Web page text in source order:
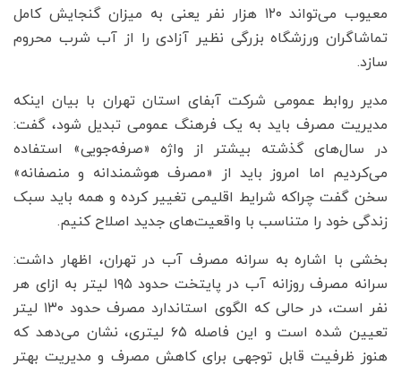
معیوب می‌تواند ۱۲۰ هزار نفر یعنی به میزان گنجایش کامل
تماشاگران ورزشگاه بزرگی نظیر آزادی را از آب شرب محروم
سازد.
مدیر روابط عمومی شرکت آبفای استان تهران با بیان اینکه
مدیریت مصرف باید به یک فرهنگ عمومی تبدیل شود، گفت:
در سال‌های گذشته بیشتر از واژه «صرفه‌جویی» استفاده
می‌کردیم اما امروز باید از «مصرف هوشمندانه و منصفانه»
سخن گفت چراکه شرایط اقلیمی تغییر کرده و همه باید سبک
زندگی خود را متناسب با واقعیت‌های جدید اصلاح کنیم.
بخشی با اشاره به سرانه مصرف آب در تهران، اظهار داشت:
سرانه مصرف روزانه آب در پایتخت حدود ۱۹۵ لیتر به ازای هر
نفر است، در حالی که الگوی استاندارد مصرف حدود ۱۳۰ لیتر
تعیین شده است و این فاصله ۶۵ لیتری، نشان می‌دهد که
هنوز ظرفیت قابل توجهی برای کاهش مصرف و مدیریت بهتر